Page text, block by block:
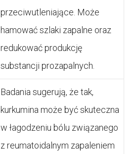
przeciwutleniające. Może
hamować szlaki zapalne oraz
redukować produkcję
substancji prozapalnych.
Badania sugerują, że tak,
kurkumina może być skuteczna
w łagodzeniu bólu związanego
z reumatoidalnym zapaleniem